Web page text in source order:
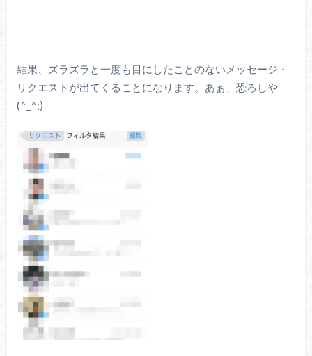
結果、ズラズラと一度も目にしたことのないメッセージ・
リクエストが出てくることになります。あぁ、恐ろしや
(^_^;)